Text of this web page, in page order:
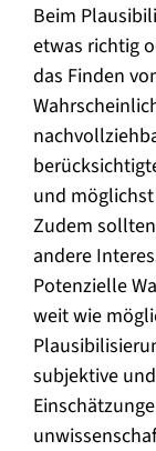
Beim
etwas richtig
das Finden
und
Zudem
andere
Potenzielle
weit wie
subjektive